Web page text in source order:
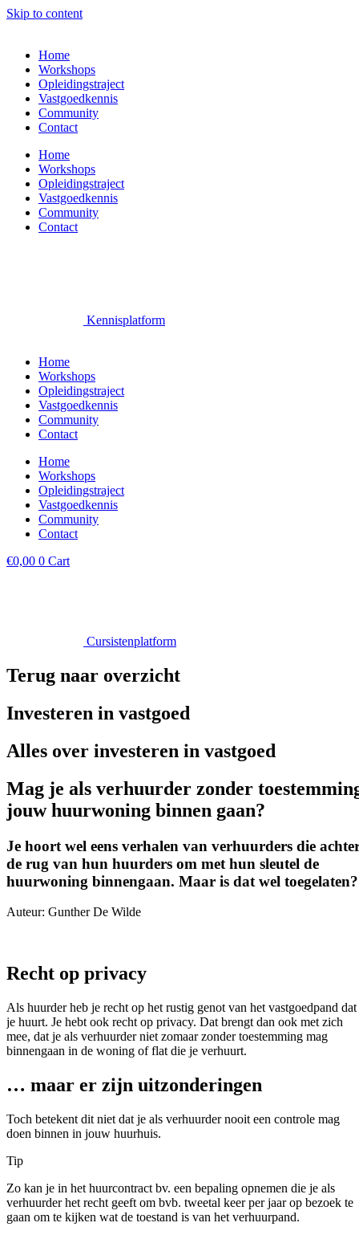
Skip to content
Home
Workshops
Opleidingstraject
Vastgoedkennis
Community
Contact
Home
Workshops
Opleidingstraject
Vastgoedkennis
Community
Contact
Kennisplatform
Home
Workshops
Opleidingstraject
Vastgoedkennis
Community
Contact
Home
Workshops
Opleidingstraject
Vastgoedkennis
Community
Contact
€0,00 0 Cart
Cursistenplatform
Terug naar overzicht
Investeren in vastgoed
Alles over investeren in vastgoed
Mag je als verhuurder zonder
jouw huurwoning binnen gaan?
Je hoort wel eens verhalen van verhuurders die
de rug van hun huurders om met hun sleutel de
huurwoning binnengaan. Maar is dat wel toegelaten?
Auteur: Gunther De Wilde
Recht op privacy
Als huurder heb je recht op het rustig genot van het vastgoedpand dat
je huurt. Je hebt ook recht op privacy. Dat brengt dan ook met zich
mee, dat je als verhuurder niet zomaar zonder toestemming mag
binnengaan in de woning of flat die je verhuurt.
… maar er zijn uitzonderingen
Toch betekent dit niet dat je als verhuurder nooit een controle mag
doen binnen in jouw huurhuis.
Tip
Zo kan je in het huurcontract bv. een bepaling opnemen die je als
verhuurder het recht geeft om bvb. tweetal keer per jaar op bezoek te
gaan om te kijken wat de toestand is van het verhuurpand.